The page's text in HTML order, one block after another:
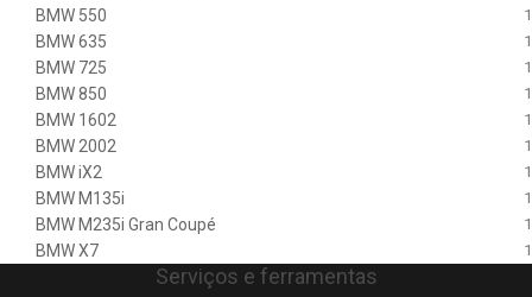
BMW 550 1
BMW 635 1
BMW 725 1
BMW 850 1
BMW 1602 1
BMW 2002 1
BMW iX2 1
BMW M135i 1
BMW M235i Gran Coupé 1
BMW X7 1
Serviços e ferramentas